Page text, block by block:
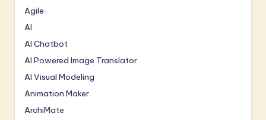
Agile
AI
AI Chatbot
AI Powered Image Translator
AI Visual Modeling
Animation Maker
ArchiMate